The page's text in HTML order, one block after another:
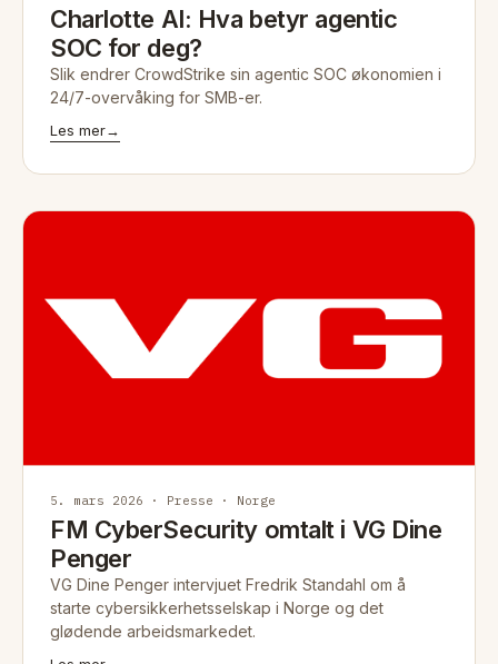
Charlotte AI: Hva betyr agentic
SOC for deg?
Slik endrer CrowdStrike sin agentic SOC økonomien i
24/7-overvåking for SMB-er.
Les mer→
5. mars 2026 · Presse · Norge
FM CyberSecurity omtalt i VG Dine
Penger
VG Dine Penger intervjuet Fredrik Standahl om å
starte cybersikkerhetsselskap i Norge og det
glødende arbeidsmarkedet.